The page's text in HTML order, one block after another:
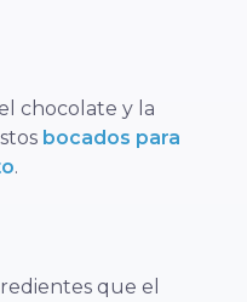
chocolate y la
bocados para
.
que el